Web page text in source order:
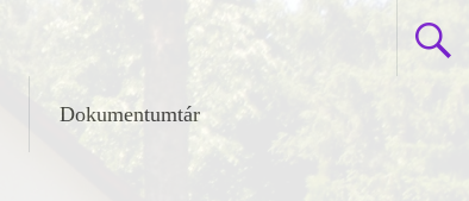
Dokumentumtár